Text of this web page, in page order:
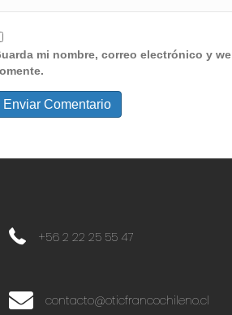
mi nombre, correo electrónico y
+56 2 22 25 55 47
+56 2 22 25 55 47
contacto@oticfrancochileno.cl